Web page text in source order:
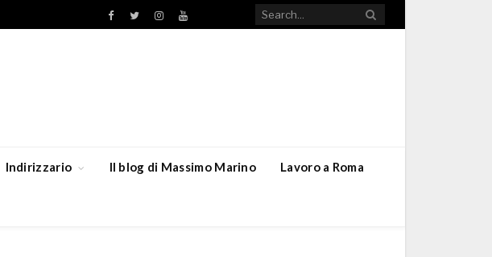
Facebook
TwitterInstagramYouTube
Indirizzario Il blog di Massimo Marino Lavoro a Roma